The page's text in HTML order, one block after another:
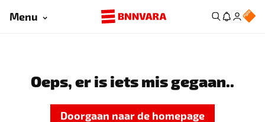
Menu
Oeps, er is iets mis gegaan..
Doorgaan naar de homepage